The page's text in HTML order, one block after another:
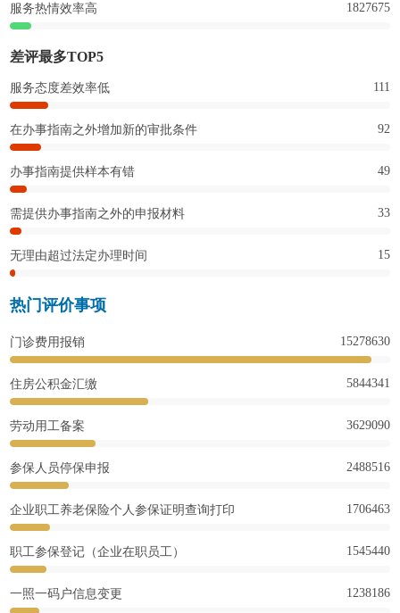
服务热情效率高 1827675
差评最多TOP5
服务态度差效率低 111
在办事指南之外增加新的审批条件 92
办事指南提供样本有错 49
需提供办事指南之外的申报材料 33
无理由超过法定办理时间 15
热门评价事项
门诊费用报销 15278630
住房公积金汇缴 5844341
劳动用工备案 3629090
参保人员停保申报 2488516
企业职工养老保险个人参保证明查询打印 1706463
职工参保登记（企业在职员工） 1545440
一照一码户信息变更 1238186